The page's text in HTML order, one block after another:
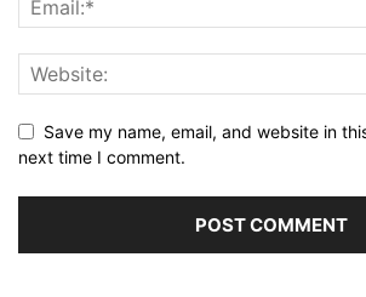
Save my name, email, and website in
next time I comment.